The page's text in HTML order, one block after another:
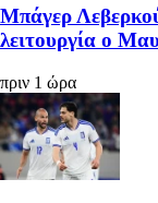
Μπάγερ
λειτουργία ο
πριν 1 ώρα